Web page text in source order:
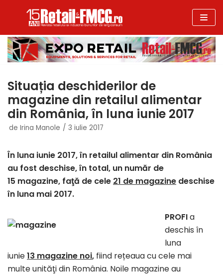
la
conținut
Situația deschiderilor de
magazine din retailul alimentar
din România, în luna iunie 2017
de Irina Manole 3 iulie 2017
În luna iunie 2017, în retailul alimentar din România
au fost deschise, în total, un număr de
15 magazine, faţă de cele 21 de magazine deschise
în luna mai 2017.
PROFIa
deschis în
luna
iunie13 magazine noi, fiind rețeaua cu cele mai
multe unităţi din România. Noile magazine au